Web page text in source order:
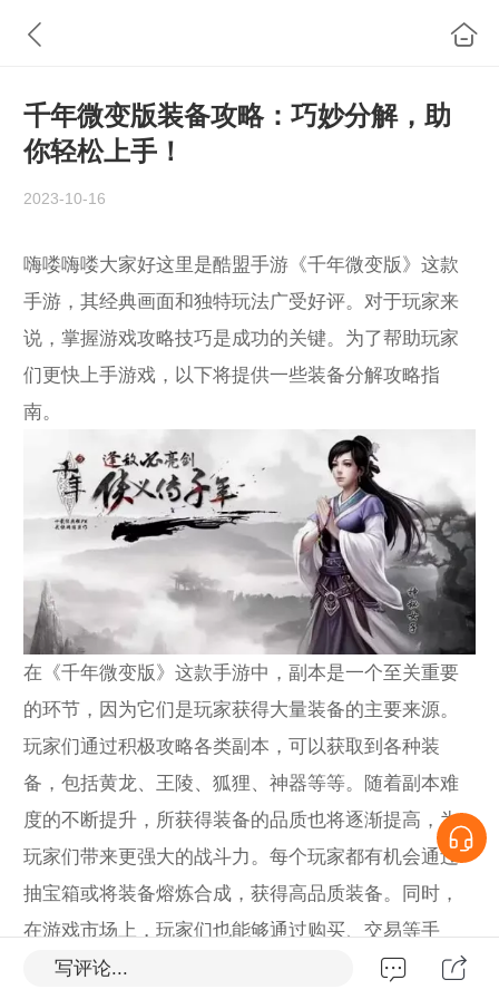
千年微变版装备攻略：巧妙分解，助
你轻松上手！
2023-10-16
嗨喽嗨喽大家好这里是酷盟手游《千年微变版》这款
手游，其经典画面和独特玩法广受好评。对于玩家来
说，掌握游戏攻略技巧是成功的关键。为了帮助玩家
们更快上手游戏，以下将提供一些装备分解攻略指
南。
在《千年微变版》这款手游中，副本是一个至关重要
的环节，因为它们是玩家获得大量装备的主要来源。
玩家们通过积极攻略各类副本，可以获取到各种装
备，包括黄龙、王陵、狐狸、神器等等。随着副本难
度的不断提升，所获得装备的品质也将逐渐提高，为
玩家们带来更强大的战斗力。每个玩家都有机会通过
抽宝箱或将装备熔炼合成，获得高品质装备。同时，
在游戏市场上，玩家们也能够通过购买、交易等手
段，轻松获取所需的装备。
写评论...